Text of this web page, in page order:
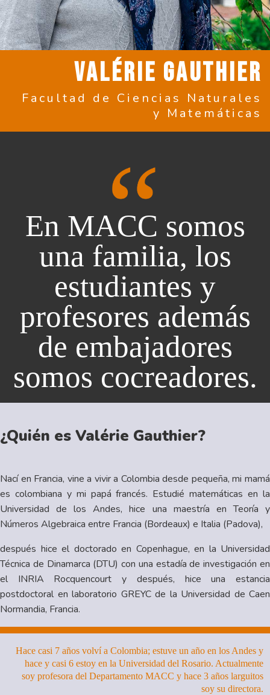
VALÉRIE GAUTHIER
Facultad de Ciencias Naturales
y Matemáticas
En MACC somos
una familia, los
estudiantes y
profesores además
de embajadores
somos cocreadores.
¿Quién es Valérie Gauthier?
Nací en Francia, vine a vivir a Colombia desde pequeña, mi mamá
es colombiana y mi papá francés. Estudié matemáticas en la
Universidad de los Andes, hice una maestría en Teoría y
Números Algebraica entre Francia (Bordeaux) e Italia (Padova),
después hice el doctorado en Copenhague, en la Universidad
Técnica de Dinamarca (DTU) con una estadía de investigación en
el INRIA Rocquencourt y después, hice una estancia
postdoctoral en laboratorio GREYC de la Universidad de Caen
Normandia, Francia.
Hace casi 7 años volví a Colombia; estuve un año en los Andes y
hace y casi 6 estoy en la Universidad del Rosario. Actualmente
soy profesora del Departamento MACC y hace 3 años larguitos
soy su directora.